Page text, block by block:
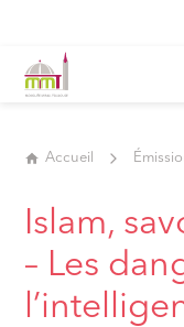
Accueil
Islam,
– Les